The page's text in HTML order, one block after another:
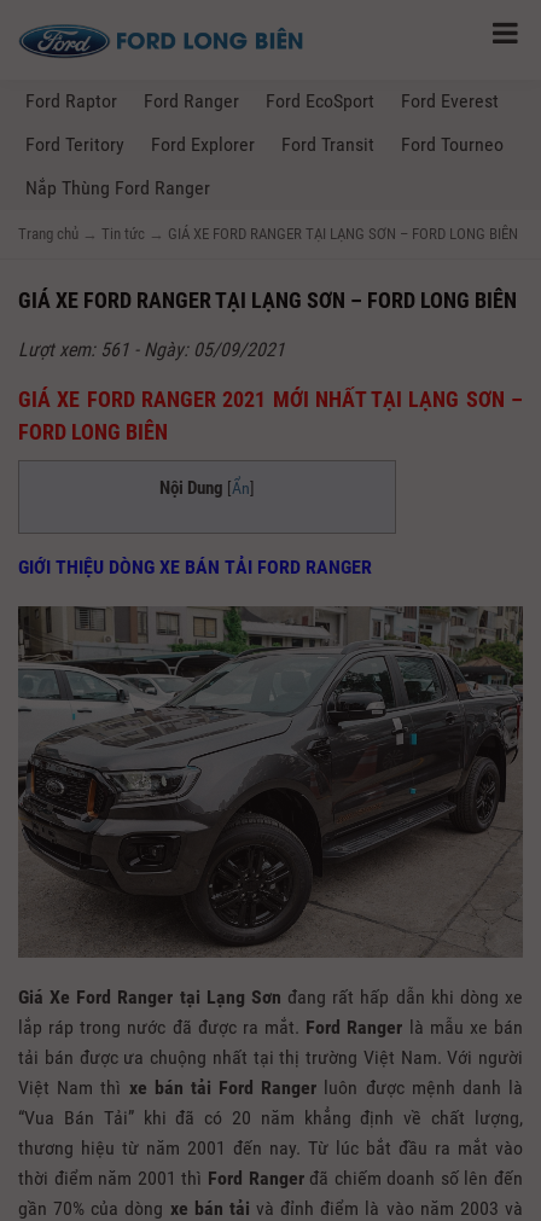
Ford Raptor Ford Ranger Ford EcoSport
Ford Everest
Ford Teritory
Ford Explorer Ford Transit
Ford Tourneo
Nắp Thùng Ford Ranger
Trang chủ → Tin tức → GIÁ XE FORD RANGER TẠI LẠNG SƠN – FORD LONG BIÊN
GIÁ XE FORD RANGER TẠI LẠNG SƠN – FORD LONG BIÊN
Lượt xem: 561 - Ngày: 05/09/2021
GIÁ XE FORD RANGER 2021 MỚI NHẤT TẠI LẠNG SƠN –
FORD LONG BIÊN
Nội Dung [Ẩn]
GIỚI THIỆU DÒNG XE BÁN TẢI FORD RANGER
Giá Xe Ford Ranger tại Lạng Sơn đang rất hấp dẫn khi dòng xe
lắp ráp trong nước đã được ra mắt. Ford Ranger là mẫu xe bán
tải bán được ưa chuộng nhất tại thị trường Việt Nam. Với người
Việt Nam thì xe bán tải Ford Ranger luôn được mệnh danh là
“Vua Bán Tải” khi đã có 20 năm khẳng định về chất lượng,
thương hiệu từ năm 2001 đến nay. Từ lúc bắt đầu ra mắt vào
thời điểm năm 2001 thì Ford Rangerđã chiếm doanh số lên đến
gần 70% của dòng xe bán tải và đỉnh điểm là vào năm 2003 và